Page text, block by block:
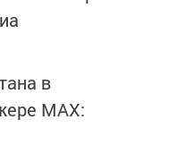
в
MАХ: